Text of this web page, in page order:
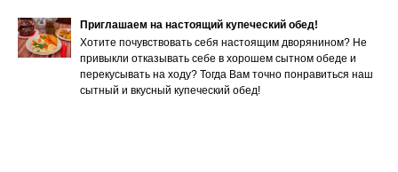
Приглашаем на настоящий купеческий обед!
Хотите почувствовать себя настоящим дворянином? Не
привыкли отказывать себе в хорошем сытном обеде и
перекусывать на ходу? Тогда Вам точно понравиться наш
сытный и вкусный купеческий обед!